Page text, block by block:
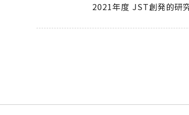
2021年度 JST創発的研